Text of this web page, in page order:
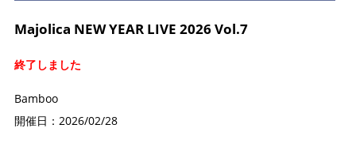
Majolica NEW YEAR LIVE 2026 Vol.7
終了しました
Bamboo
開催日：2026/02/28